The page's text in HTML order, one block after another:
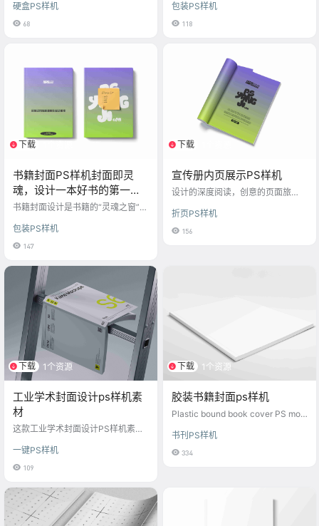
实际纸箱中的视觉效果。平面设计
师可以通过替换样机中的图层内
计，帮助设计师评估包装的整体视
觉效果和保护功能，确保设计方案
既美观又能有效保护书籍，在运输
过程中保持完好无损。
硬盒PS样机
68
包装PS样机
118
下载
书籍封面PS样机封面即灵
魂，设计一本好书的第一眼
缘份
书籍封面设计是书籍的“灵魂之窗”，
是传达书籍内容、风格和情感的关
键。使用PS样机来设计书籍封面，
可以极大地提升设计的专业度和吸
引力。
包装PS样机
147
下载
宣传册内页展示PS样机
设计的深度阅读，创意的页面旅
目光停留探索
折页PS样机
156
下载 1个资源
工业学术封面设计ps样机素
材
这款工业学术封面设计PS样机素
科技与工业美学。设计师只需在Pho
toshop中打开样机，通过智能对象
精准的封面模拟展示。调整图层效
果与布局，轻松创造出既专业又具
视觉冲击力的学术封面，完美展现
研究成果的严谨与创新。
一键PS样机
109
下载 1个资源
胶装书籍封面ps样机
Plastic bound book cover PS moc
书刊PS样机
334